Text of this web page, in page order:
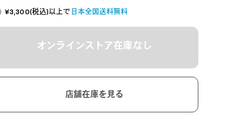
¥3,300(税込)以上で 日本全国送料無料
オンラインストア在庫なし
店舗在庫を見る